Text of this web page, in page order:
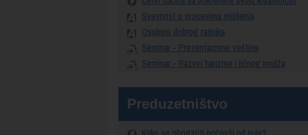
Svesnost o procesima mišljenja
Osobine dobrog radnika
Seminar - Prezentacione veštine
Seminar - Razvoj harizme i ličnog imidža
Preduzetništvo